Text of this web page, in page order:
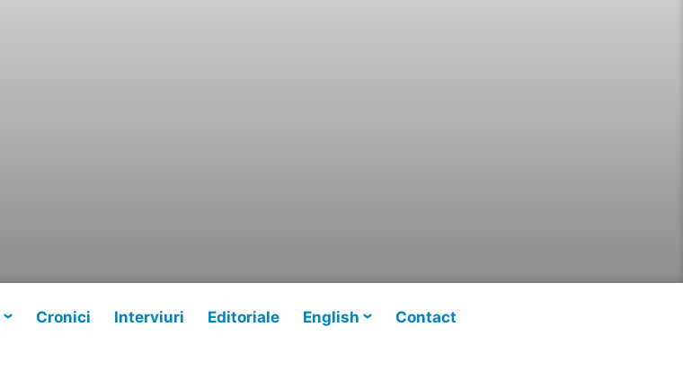
Cronici Interviuri Editoriale English Contact